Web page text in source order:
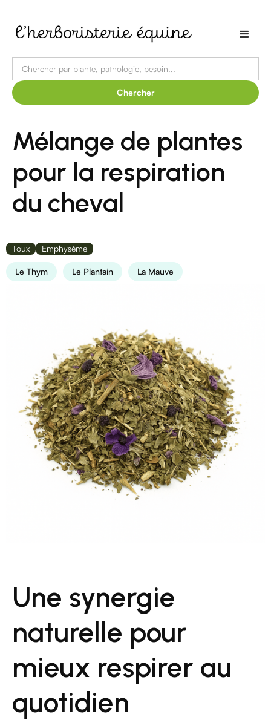
Mélange de plantes
pour la respiration
du cheval
Toux Emphysème
Le Thym Le Plantain La Mauve
Une synergie
naturelle pour
mieux respirer au
quotidien